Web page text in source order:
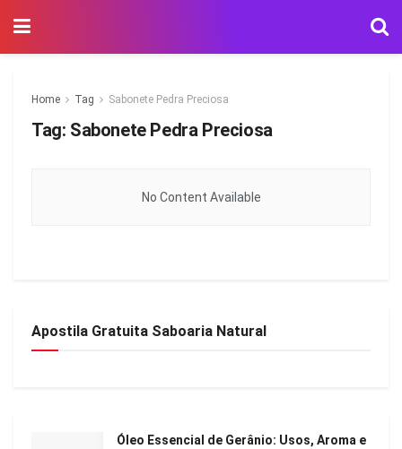
Home Tag Sabonete Pedra Preciosa
Tag: Sabonete Pedra Preciosa
No Content Available
Apostila Gratuita Saboaria Natural
Óleo Essencial de Gerânio: Usos, Aroma e